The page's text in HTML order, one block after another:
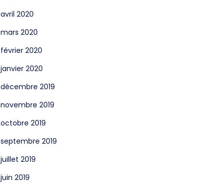
avril 2020
mars 2020
février 2020
janvier 2020
décembre 2019
novembre 2019
octobre 2019
septembre 2019
juillet 2019
juin 2019